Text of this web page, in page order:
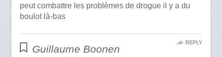
peut combattre les problèmes de drogue il y a du
boulot là-bas
Guillaume Boonen
REPLY